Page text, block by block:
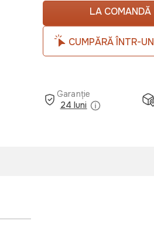
LA COMANDĂ
CUMPĂRĂ ÎNTR-
Garanție
24 luni